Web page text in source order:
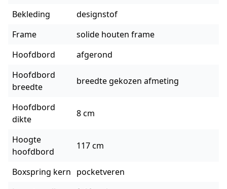
Bekleding
designstof
Frame
solide houten frame
Hoofdbord
afgerond
Hoofdbord
breedte
breedte gekozen afmeting
Hoofdbord
dikte
8 cm
Hoogte
hoofdbord
117 cm
Boxspring kern pocketveren